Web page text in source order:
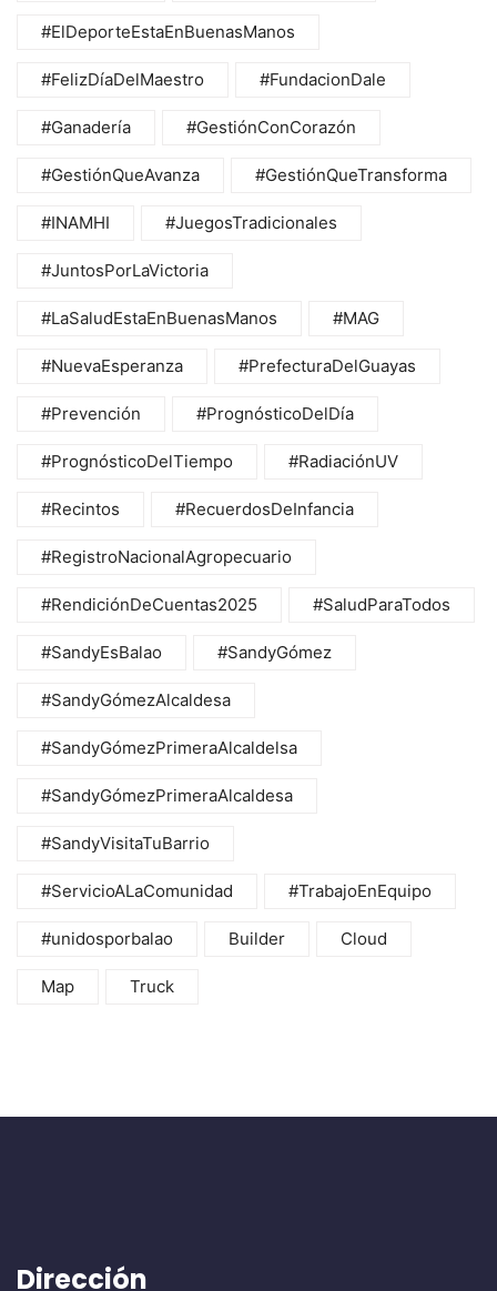
#ElDeporteEstaEnBuenasManos
#FelizDíaDelMaestro #FundacionDale
#Ganadería #GestiónConCorazón
#GestiónQueAvanza #GestiónQueTransforma
#INAMHI #JuegosTradicionales
#JuntosPorLaVictoria
#LaSaludEstaEnBuenasManos #MAG
#NuevaEsperanza #PrefecturaDelGuayas
#Prevención #PrognósticoDelDía
#PrognósticoDelTiempo #RadiaciónUV
#Recintos #RecuerdosDeInfancia
#RegistroNacionalAgropecuario
#RendiciónDeCuentas2025 #SaludParaTodos
#SandyEsBalao #SandyGómez
#SandyGómezAlcaldesa
#SandyGómezPrimeraAlcaldelsa
#SandyGómezPrimeraAlcaldesa
#SandyVisitaTuBarrio
#ServicioALaComunidad #TrabajoEnEquipo
#unidosporbalao Builder Cloud
Map Truck
Dirección